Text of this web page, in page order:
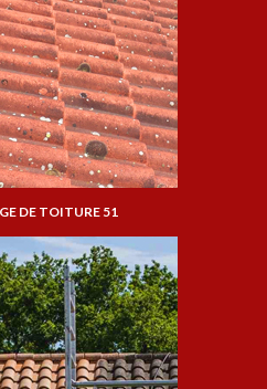
DE TOITURE 51